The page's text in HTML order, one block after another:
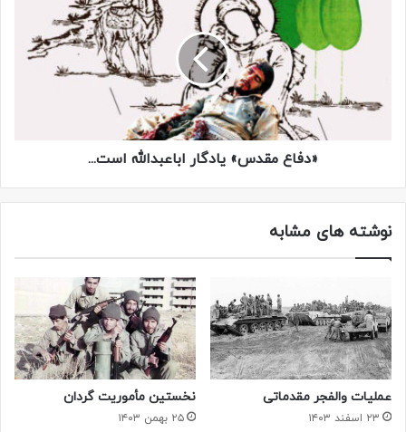
«دفاع مقدس» یادگار اباعبدالله است...
نوشته های مشابه
عملیات والفجر مقدماتی
۲۳ اسفند ۱۴۰۳
نخستین مأموریت گردان
۲۵ بهمن ۱۴۰۳